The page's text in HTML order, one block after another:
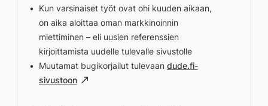
Kun varsinaiset työt ovat ohi kuuden aikaan,
on aika aloittaa oman markkinoinnin
miettiminen – eli uusien referenssien
kirjoittamista uudelle tulevalle sivustolle
Muutamat bugikorjailut tulevaan dude.fi-
sivustoon